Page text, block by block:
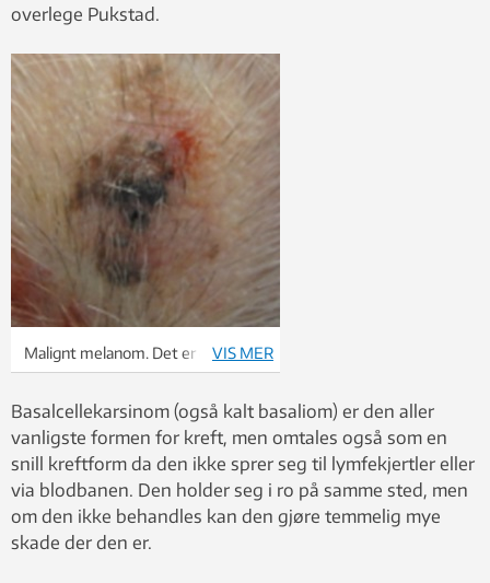
overlege Pukstad.
Malignt melanom. Det er dette du
vil unngå. Foto: Brita Solveig
Pukstad, NTNU
VIS MER
Basalcellekarsinom (også kalt basaliom) er den aller
vanligste formen for kreft, men omtales også som en
snill kreftform da den ikke sprer seg til lymfekjertler eller
via blodbanen. Den holder seg i ro på samme sted, men
om den ikke behandles kan den gjøre temmelig mye
skade der den er.